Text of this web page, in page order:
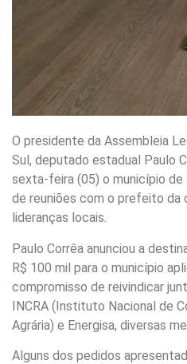
O presidente da Assembleia
Sul, deputado estadual Paulo
sexta-feira (05) o município
de reuniões com o prefeito da
lideranças locais.
Paulo Corrêa anunciou a
R$ 100 mil para o município
compromisso de reivindicar
INCRA (Instituto Nacional de
Agrária) e Energisa, diversas
Alguns dos pedidos